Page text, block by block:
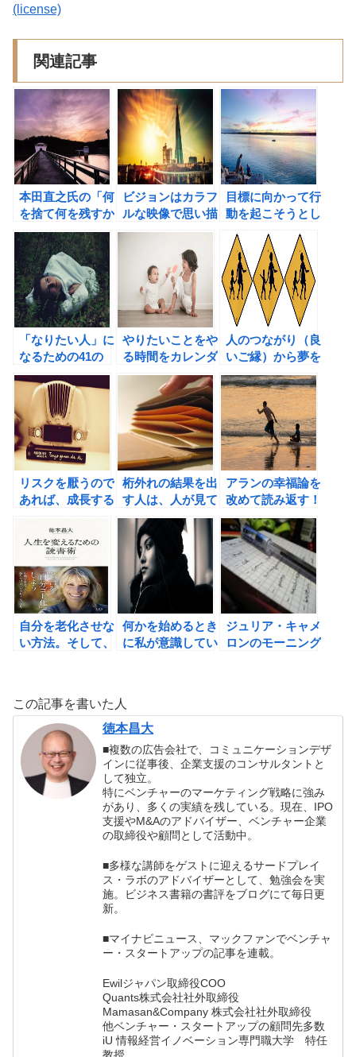
(license)
関連記事
本田直之氏の「何
を捨て何を残すか
で人生は決まる」
の書評
ビジョンはカラフ
ルな映像で思い描
こう！目標を映像
で達成する技術。
目標に向かって行
動を起こそうとし
らめやすく、人生
に対して3倍の不
満を抱えている。
（デビッド・ニー
ブン）
「なりたい人」に
なるための41の
やり方（窪田良
著）の書評
やりたいことをや
る時間をカレンダ
ーに書き込んで、
言い訳をブロック
しよう！
人のつながり（良
いご縁）から夢を
叶える方法
リスクを厭うので
あれば、成長する
（レス・ブラウ
ン）
桁外れの結果を出
す人は、人が見て
いないところで何
をしているのか
（鳩山玲人著）の
書評
アランの幸福論を
改めて読み返す！
自分を老化させな
い方法。そして、
何かを始めるとき
に私が意識してい
ジュリア・キャメ
ロンのモーニング
この記事を書いた人
徳本昌大
■複数の広告会社で、コミュニケーションデザ
インに従事後、企業支援のコンサルタントと
して独立。
特にベンチャーのマーケティング戦略に強み
があり、多くの実績を残している。現在、IPO
支援やM&Aのアドバイザー、ベンチャー企業
の取締役や顧問として活動中。
■多様な講師をゲストに迎えるサードプレイ
ス・ラボのアドバイザーとして、勉強会を実
施。ビジネス書籍の書評をブログにて毎日更
新。
■マイナビニュース、マックファンでベンチャ
ー・スタートアップの記事を連載。
Ewilジャパン取締役COO
Quants株式会社社外取締役
Mamasan&Company 株式会社社外取締役
他ベンチャー・スタートアップの顧問先多数
iU 情報経営イノベーション専門職大学 特任